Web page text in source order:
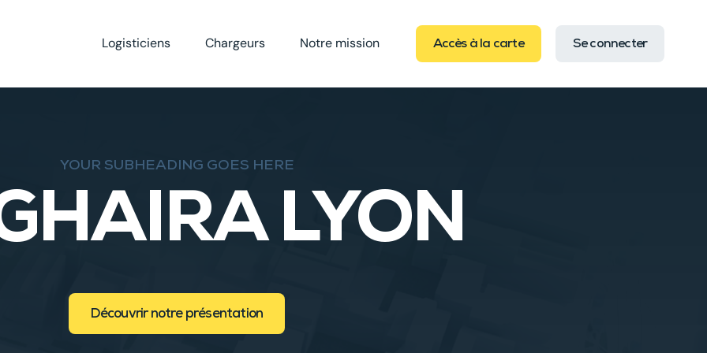
Logisticiens Chargeurs Notre mission Accès à la carte Se connecter
YOUR SUBHEADING GOES HERE
LYON
Découvrir notre présentation